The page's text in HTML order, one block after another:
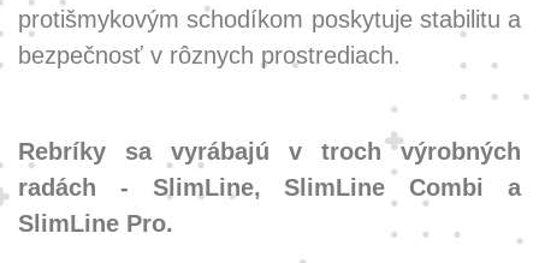
protišmykovým schodíkom poskytuje stabilitu a
bezpečnosť v rôznych prostrediach.
Rebríky sa vyrábajú v troch výrobných
radách - SlimLine, SlimLine Combi a
SlimLine Pro.